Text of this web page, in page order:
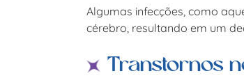
Algumas infecções, como
cérebro, resultando em um
Transtornos